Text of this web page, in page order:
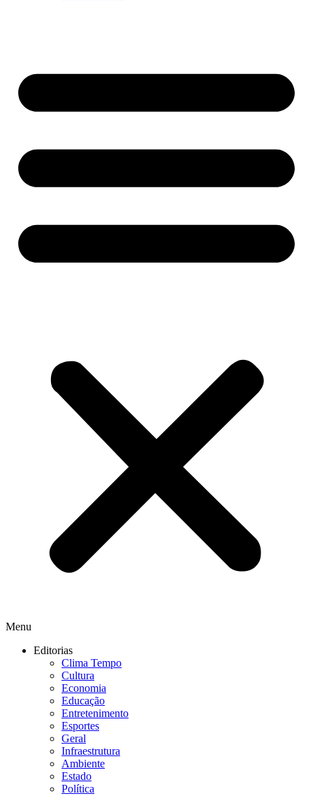
Menu
Editorias
Clima Tempo
Cultura
Economia
Educação
Entretenimento
Esportes
Geral
Infraestrutura
Ambiente
Estado
Política